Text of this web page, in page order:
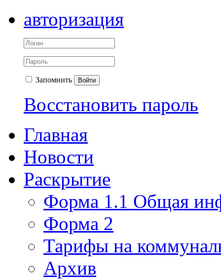
авторизация
Запомнить Войти
Восстановить пароль
Главная
Новости
Раскрытие
Форма 1.1 Общая
Форма 2
Тарифы на
Архив